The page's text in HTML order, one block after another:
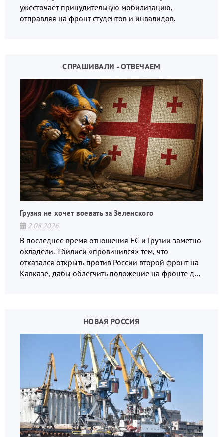
ужесточает принудительную мобилизацию,
отправляя на фронт студентов и инвалидов.
СПРАШИВАЛИ - ОТВЕЧАЕМ
Грузия не хочет воевать за Зеленского
2.08.2026
В последнее время отношения ЕС и Грузии заметно
охладели. Тбилиси «провинился» тем, что
отказался открыть против России второй фронт на
Кавказе, дабы облегчить положение на фронте для
НОВАЯ РОССИЯ